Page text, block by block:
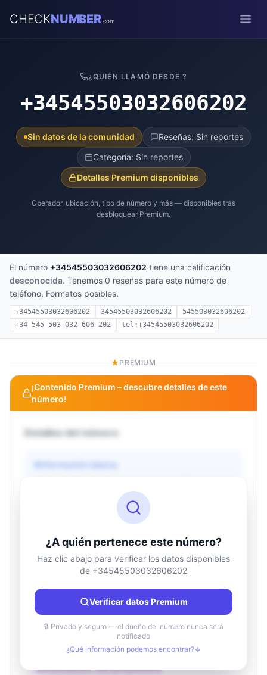
CHECKNUMBER.com
¿QUIÉN LLAMÓ DESDE ?
+34545503032606202
Sin datos de la comunidad
Reseñas: Sin reportes
Categoría: Sin reportes
Detalles Premium disponibles
Operador, ubicación, tipo de número y más — disponibles tras
desbloquear Premium.
El número +34545503032606202 tiene una calificación
desconocida. Tenemos 0 reseñas para este número de
teléfono. Formatos posibles.
+34545503032606202 34545503032606202
545503032606202
+34 545 503 032 606 202
tel:+34545503032606202
PREMIUM
¡Contenido Premium – descubre detalles de este
número!
Detalles del número
Información básica
Información de ubicación
País
Desconocido
Ciudad
Desconocido
Región
Desconocido
Información del propietario
¿A quién pertenece este número?
Haz clic abajo para verificar los datos disponibles
de +34545503032606202
Verificar datos Premium
🔒 Privado y seguro — el dueño del número nunca será
notificado
¿Qué información podemos encontrar?